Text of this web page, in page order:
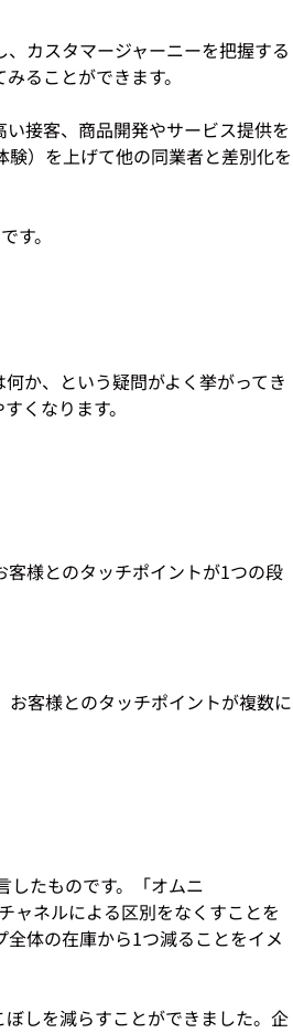
カスタマージャーニーを把握する
ることができます。
接客、商品開発やサービス提供を
験）を上げて他の同業者と差別化を
か、という疑問がよく挙がってき
様とのタッチポイントが1つの段
お客様とのタッチポイントが複数に
したものです。「オムニ
ャネルによる区別をなくすことを
体の在庫から1つ減ることをイメ
しを減らすことができました。企